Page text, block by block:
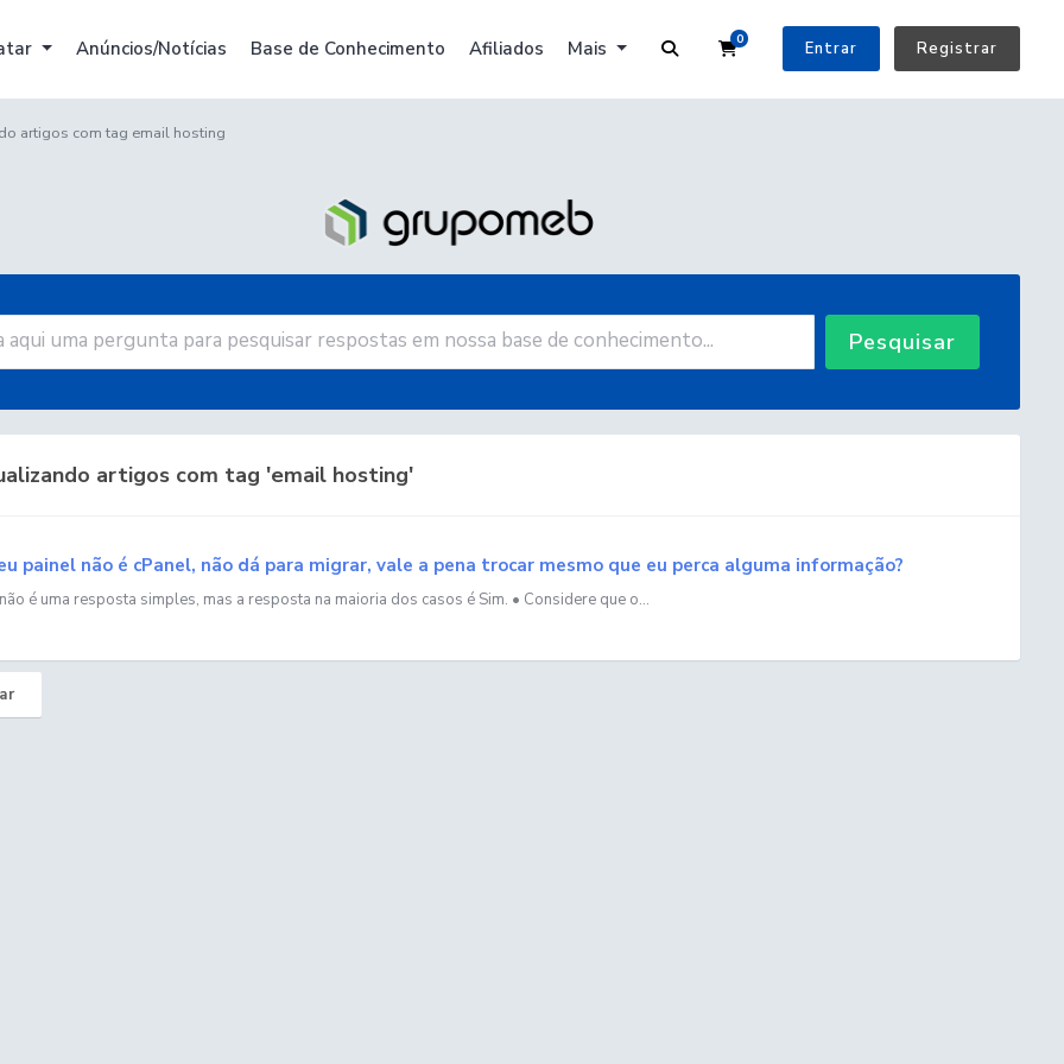
Anúncios/Notícias Base de Conhecimento Afiliados Mais 0Carrinho de Compras
Entrar Registrar
artigos com tag email hosting
Pesquisar
artigos com tag 'email hosting'
painel não é cPanel, não dá para migrar, vale a pena trocar mesmo que eu perca alguma informação?
é uma resposta simples, mas a resposta na maioria dos casos é Sim. • Considere que o...